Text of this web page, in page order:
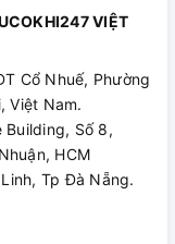
VIỆT
Cổ Nhuế, Phường
Việt Nam.
Building, Số 8,
HCM
Tp Đà Nẵng.